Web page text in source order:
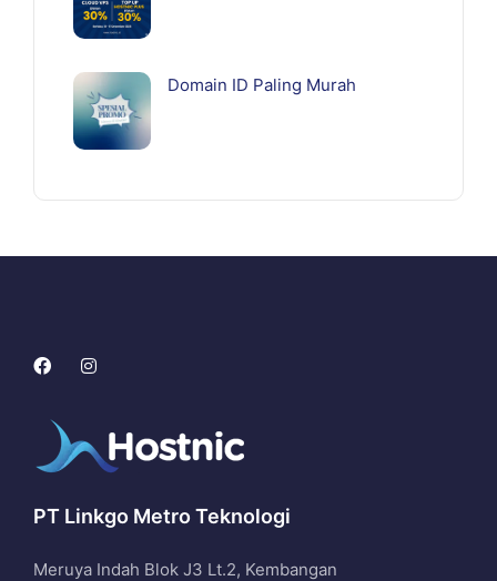
Domain ID Paling Murah
PT Linkgo Metro Teknologi
Meruya Indah Blok J3 Lt.2, Kembangan